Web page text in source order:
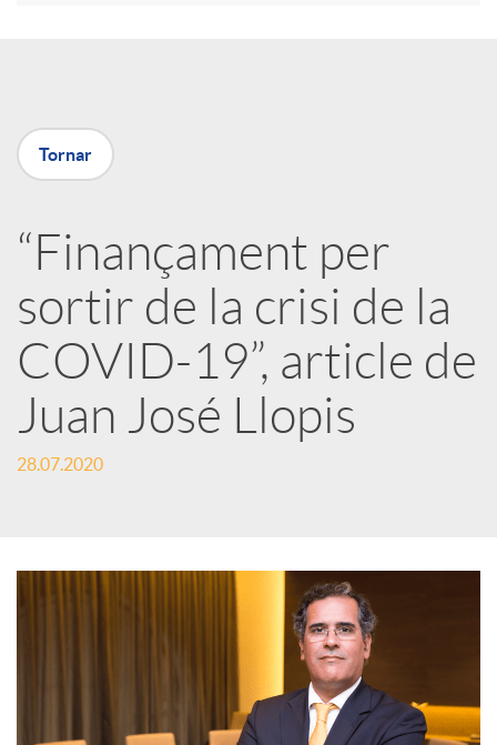
X
x
e
s
S
Tornar
“Finançament per
sortir de la crisi de la
COVID-19”, article de
Juan José Llopis
28.07.2020